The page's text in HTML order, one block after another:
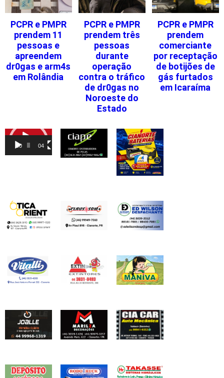
PCPR e PMPR
prendem 11
pessoas e
apreendem
dr0gas e arm4s
em Rolândia
PCPR e PMPR
prendem três
pessoas
durante
operação
contra o tráfico
de dr0gas no
Noroeste do
Estado
PCPR e PMPR
prendem
comerciante
por receptação
de botijões de
gás furtados
em Icaraíma
Tocador
vídeo
00:00 04:46